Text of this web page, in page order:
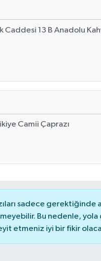
13 B Anadolu
Camii Çaprazı
sadece gerektiğinde
Bu nedenle, yola
etmeniz iyi bir fikir